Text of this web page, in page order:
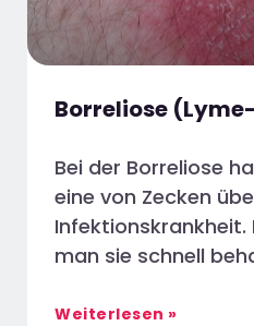
Borreliose
Bei der Borreliose
eine von Zecken
Infektionskrankheit.
man sie schnell
Weiterlesen »